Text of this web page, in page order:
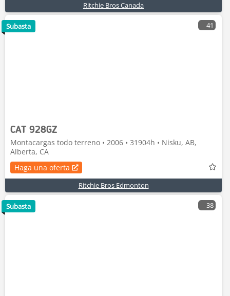
Ritchie Bros Canada
41
CAT 928GZ
Montacargas todo terreno • 2006 • 31904h • Nisku, AB,
Alberta, CA
Haga una oferta
Ritchie Bros Edmonton
Subasta
38
Subasta